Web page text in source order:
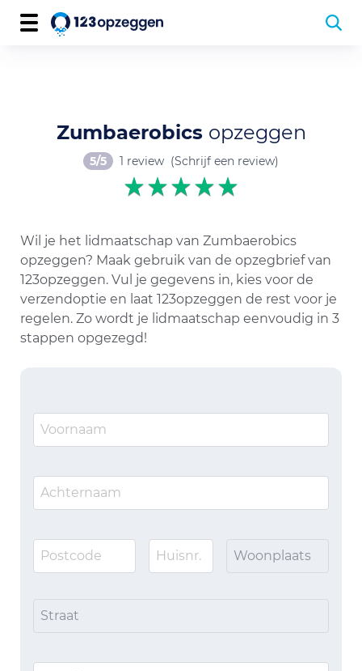
Zumbaerobics opzeggen
5/5 1 review (Schrijf een review)
Wil je het lidmaatschap van Zumbaerobics
opzeggen? Maak gebruik van de opzegbrief van
123opzeggen. Vul je gegevens in, kies voor de
verzendoptie en laat 123opzeggen de rest voor je
regelen. Zo wordt je lidmaatschap eenvoudig in 3
stappen opgezegd!
Woonplaats
Straat